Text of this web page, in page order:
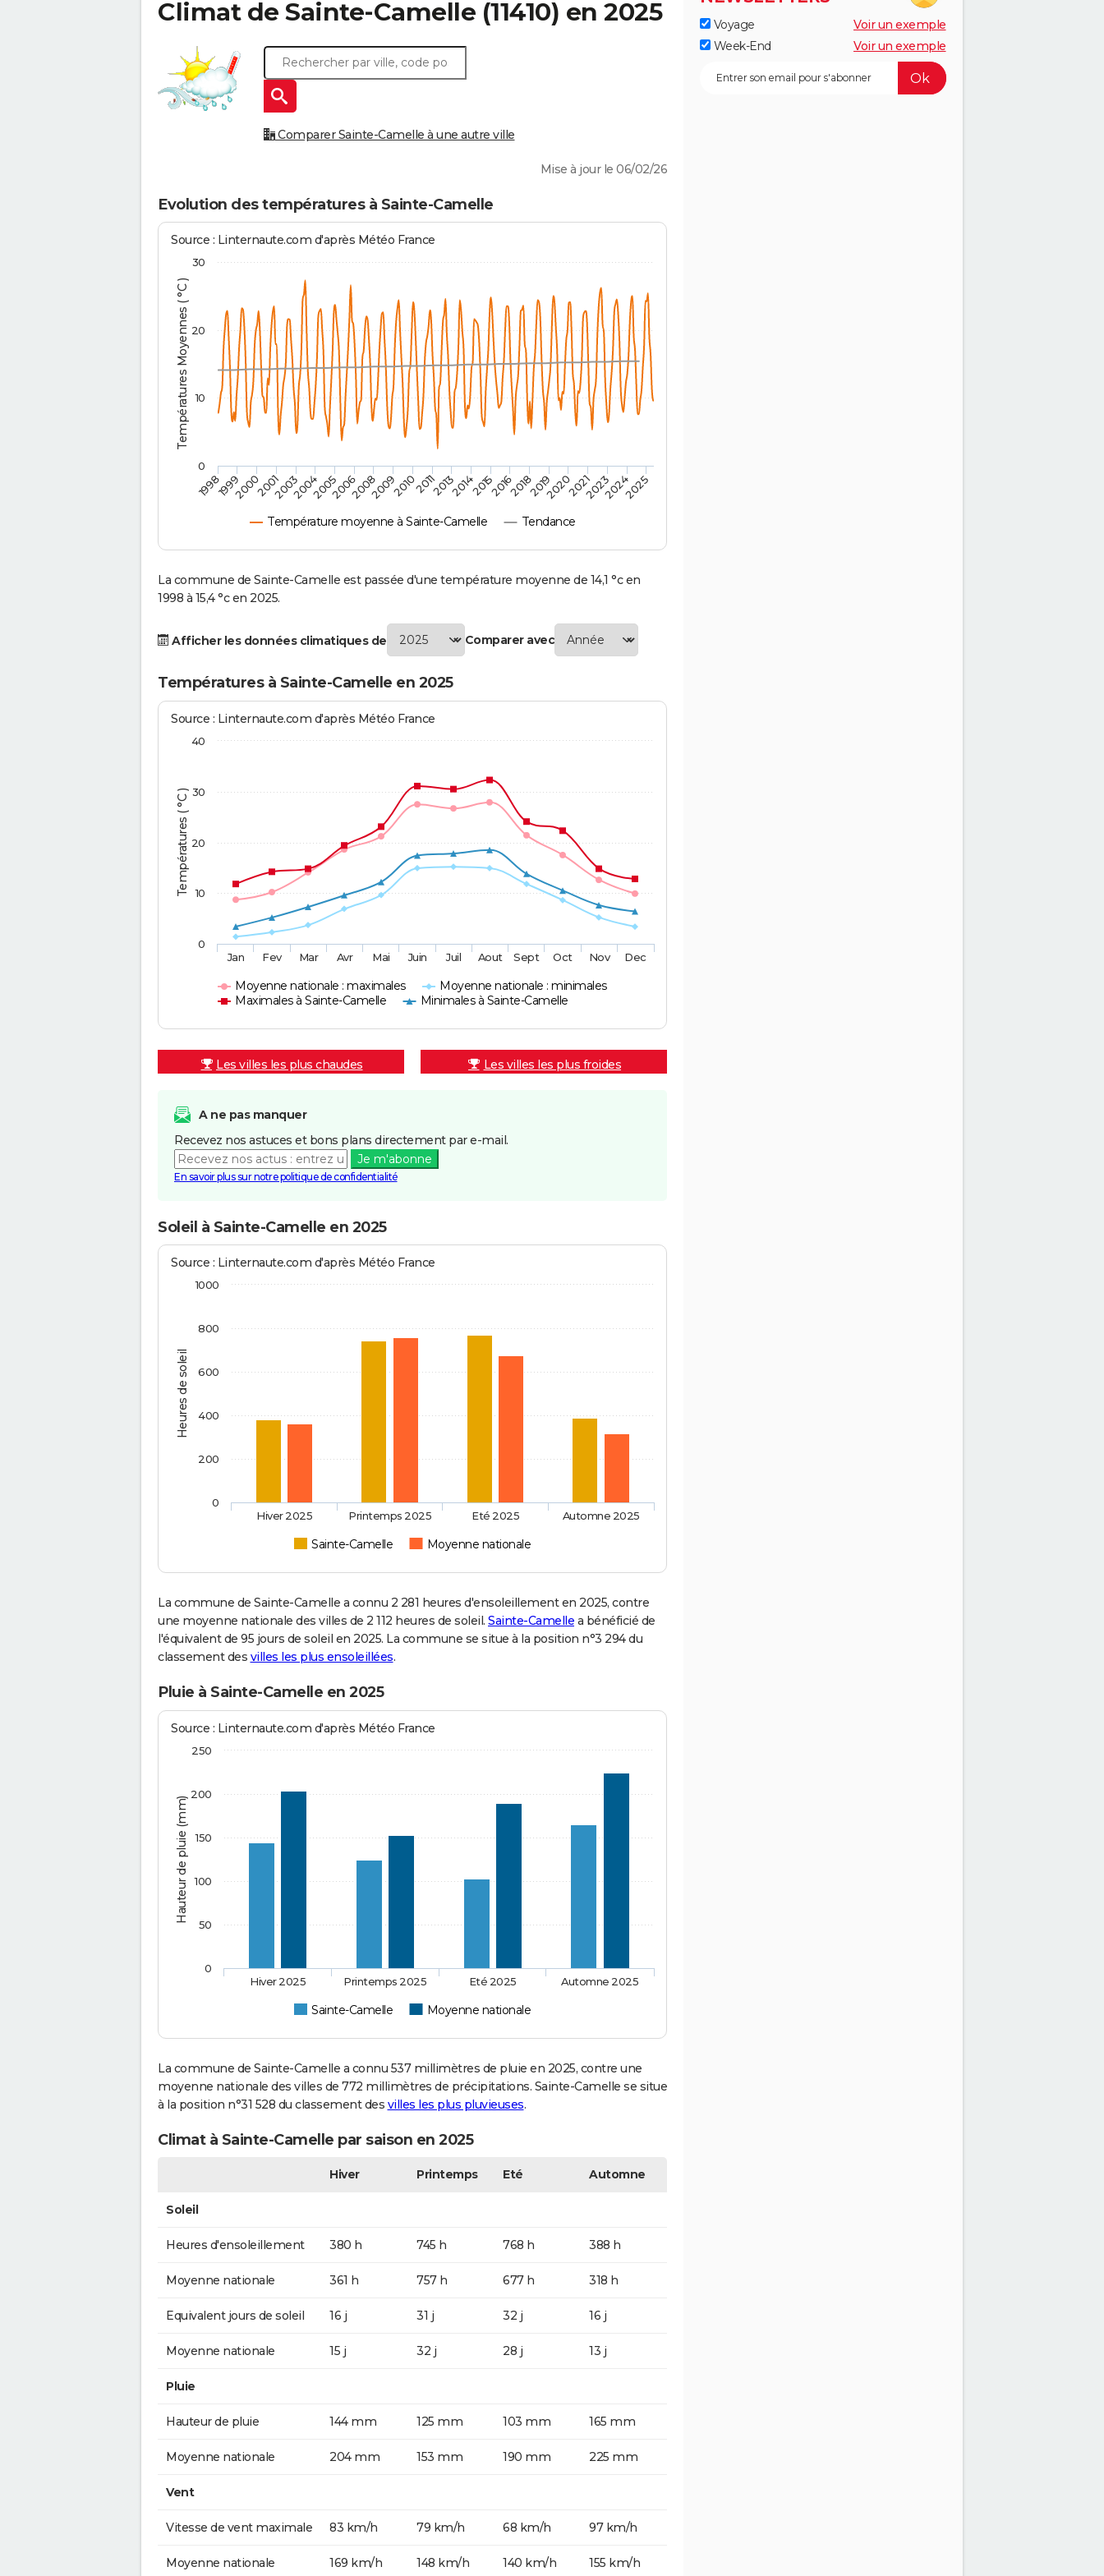
Climat de Sainte-Camelle (11410) en 2025
Comparer Sainte-Camelle à une autre ville
Mise à jour le 06/02/26
Evolution des températures à Sainte-Camelle
Températures Moyennes ( °C )
Source : Linternaute.com d'après Météo France
Température moyenne à Sainte-Camelle Tendance
1998 2014
199920002001200320042005200620082009201020112013 201520162018201920202021202320242025
0
10
20
30
La commune de Sainte-Camelle est passée d'une température moyenne de 14,1 °c en
1998 à 15,4 °c en 2025.
Afficher les données climatiques de Comparer avec
Températures à Sainte-Camelle en 2025
Températures ( °C )
Source : Linternaute.com d'après Météo France
Moyenne nationale : maximales
Moyenne nationale : minimales
Maximales à Sainte-Camelle
Minimales à Sainte-Camelle
Jan Fev Mar Avr Mai Juin Juil Aout Sept Oct Nov Dec
0
10
20
30
40
Les villes les plus chaudes Les villes les plus froides
A ne pas manquer
Recevez nos astuces et bons plans directement par e-mail.
Je m'abonne
En savoir plus sur notre politique de confidentialité
Soleil à Sainte-Camelle en 2025
Heures de soleil
Source : Linternaute.com d'après Météo France
Sainte-Camelle Moyenne nationale
Hiver 2025 Printemps 2025 Eté 2025 Automne 2025
0
200
400
600
800
1000
La commune de Sainte-Camelle a connu 2 281 heures d'ensoleillement en 2025, contre
une moyenne nationale des villes de 2 112 heures de soleil. Sainte-Camelle a bénéficié de
l'équivalent de 95 jours de soleil en 2025. La commune se situe à la position n°3 294 du
classement des villes les plus ensoleillées.
Pluie à Sainte-Camelle en 2025
Hauteur de pluie (mm)
Source : Linternaute.com d'après Météo France
Sainte-Camelle Moyenne nationale
Hiver 2025 Printemps 2025 Eté 2025 Automne 2025
0
50
100
150
200
250
La commune de Sainte-Camelle a connu 537 millimètres de pluie en 2025, contre une
moyenne nationale des villes de 772 millimètres de précipitations. Sainte-Camelle se situe
à la position n°31 528 du classement des villes les plus pluvieuses.
Climat à Sainte-Camelle par saison en 2025
Hiver Printemps Eté Automne
Soleil
Heures d'ensoleillement 380 h 745 h 768 h 388 h
Moyenne nationale 361 h 757 h 677 h 318 h
Equivalent jours de soleil 16 j 31 j 32 j 16 j
Moyenne nationale 15 j 32 j 28 j 13 j
Pluie
Hauteur de pluie 144 mm 125 mm 103 mm 165 mm
Moyenne nationale 204 mm 153 mm 190 mm 225 mm
Vent
Vitesse de vent maximale 83 km/h 79 km/h 68 km/h 97 km/h
Moyenne nationale 169 km/h 148 km/h 140 km/h 155 km/h
Voyage
Voir un exemple
Week-End
Voir un exemple